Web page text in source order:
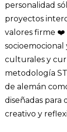
personalidad
proyectos
valores firme ❤️
socioemocional
culturales y
metodología
de alemán
diseñadas para
creativo y